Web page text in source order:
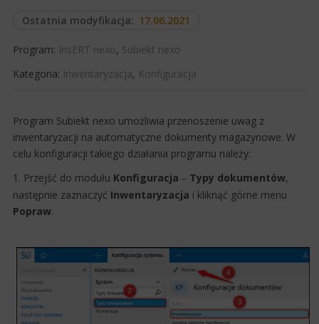
Ostatnia modyfikacja: 17.06.2021
Program: InsERT nexo, Subiekt nexo
Kategoria: Inwentaryzacja, Konfiguracja
​Program Subiekt nexo umożliwia przenoszenie uwag z
inwentaryzacji na automatyczne dokumenty magazynowe. W
celu konfiguracji takiego działania programu należy:
1. Przejść do modułu Konfiguracja – ​ Typy dokumentów,
następnie zaznaczyć Inwentaryzacja i kliknąć górne menu
Popraw.